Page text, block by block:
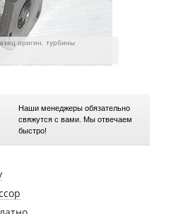
оригин. турбины
Наши менеджеры обязательно
свяжутся с вами. Мы отвечаем
быстро!